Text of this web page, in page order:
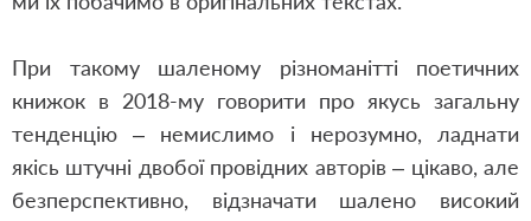
При такому шаленому різноманітті поетичних
книжок в 2018-му говорити про якусь загальну
тенденцію – немислимо і нерозумно, ладнати
якісь штучні двобої провідних авторів – цікаво, але
безперспективно, відзначати шалено високий